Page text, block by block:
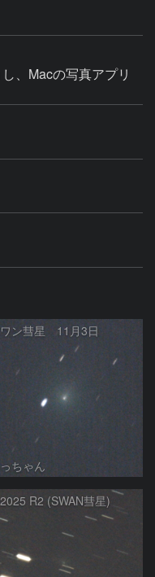
、Macの写真アプリ
ン彗星 11月3日
ちゃん
R2 (SWAN彗星)